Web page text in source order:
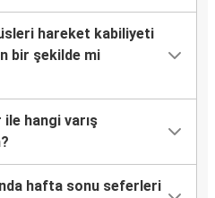
hareket kabiliyeti
bir şekilde mi
ile hangi varış
hafta sonu seferleri